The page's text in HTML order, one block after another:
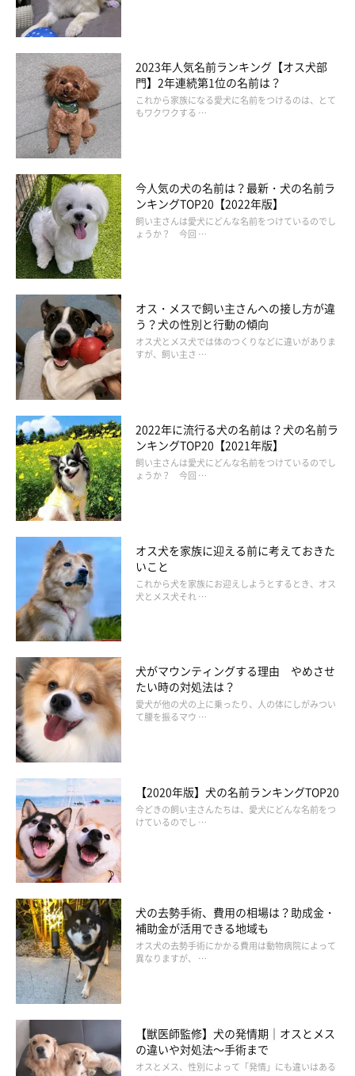
2023年人気名前ランキング【オス犬部
門】2年連続第1位の名前は？
これから家族になる愛犬に名前をつけるのは、とて
もワクワクする …
今人気の犬の名前は？最新・犬の名前ラ
ンキングTOP20【2022年版】
飼い主さんは愛犬にどんな名前をつけているのでし
ょうか？ 今回 …
オス・メスで飼い主さんへの接し方が違
う？犬の性別と行動の傾向
オス犬とメス犬では体のつくりなどに違いがありま
すが、飼い主さ …
2022年に流行る犬の名前は？犬の名前ラ
ンキングTOP20【2021年版】
飼い主さんは愛犬にどんな名前をつけているのでし
ょうか？ 今回 …
オス犬を家族に迎える前に考えておきた
いこと
これから犬を家族にお迎えしようとするとき、オス
犬とメス犬それ …
犬がマウンティングする理由 やめさせ
たい時の対処法は？
愛犬が他の犬の上に乗ったり、人の体にしがみつい
て腰を振るマウ …
【2020年版】犬の名前ランキングTOP20
今どきの飼い主さんたちは、愛犬にどんな名前をつ
けているのでし …
犬の去勢手術、費用の相場は？助成金・
補助金が活用できる地域も
オス犬の去勢手術にかかる費用は動物病院によって
異なりますが、 …
【獣医師監修】犬の発情期｜オスとメス
の違いや対処法～手術まで
オスとメス、性別によって「発情」にも違いはある